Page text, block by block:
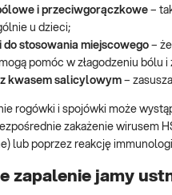
i przeciwgorączkowe –
u dzieci;
do stosowania miejscowego –
pomóc w złagodzeniu bólu
kwasem salicylowym –
rogówki i spojówki może
zakażenie wirusem
lub poprzez reakcję
zapalenie jamy